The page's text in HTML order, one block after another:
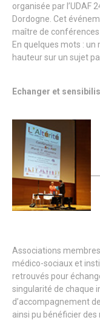
organisée par l’UDAF
Dordogne. Cet
maître de conférences
En quelques mots :
hauteur sur un sujet
Echanger et
Associations
médico-sociaux et
retrouvés pour
singularité de chaque
d’accompagnement
ainsi pu bénéficier des